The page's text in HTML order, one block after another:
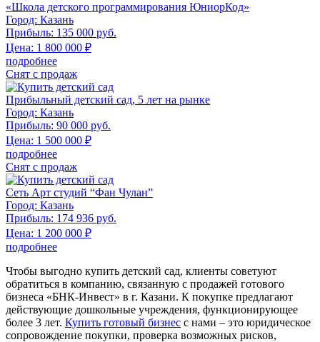
«Школа детского программирования ЮниорКод»
Город: Казань
Прибыль: 135 000 руб.
Цена: 1 800 000 ₽
подробнее
Снят с продаж
Прибыльный детский сад, 5 лет на рынке
Город: Казань
Прибыль: 90 000 руб.
Цена: 1 500 000 ₽
подробнее
Снят с продаж
Сеть Арт студий “Фан Чулан”
Город: Казань
Прибыль: 174 936 руб.
Цена: 1 200 000 ₽
подробнее
Чтобы выгодно купить детский сад, клиенты советуют
обратиться в компанию, связанную с продажей готового
бизнеса «БНК-Инвест» в г. Казани. К покупке предлагают
действующие дошкольные учреждения, функционирующее
более 3 лет. Купить готовый бизнес с нами – это юридическое
сопровождение покупки, проверка возможных рисков,